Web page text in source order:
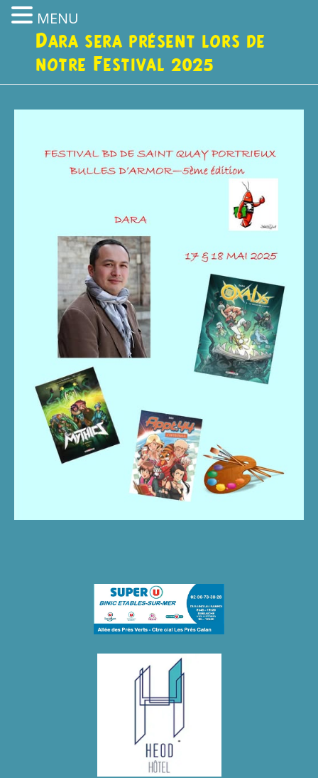
Dara sera présent lors de
notre Festival 2025
MENU